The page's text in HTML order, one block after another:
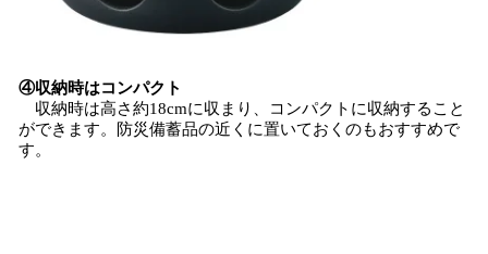
④収納時はコンパクト
収納時は高さ約18cmに収まり、コンパクトに収納すること
ができます。防災備蓄品の近くに置いておくのもおすすめで
す。